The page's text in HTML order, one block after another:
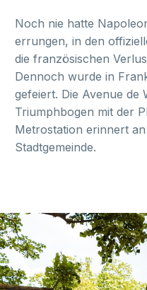
Noch nie hatte
errungen, in den
die französischen
Dennoch wurde in
gefeiert. Die Avenue de
Triumphbogen mit der
Metrostation erinnert
Stadtgemeinde.